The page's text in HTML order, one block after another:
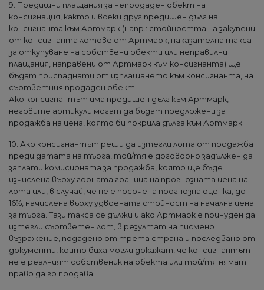
9. Предишни плащания за непродаден обект на
консигнация, както и всеки друг предишен дълг на
консигнанта към Артмарк (напр.: стойността на закупени
от консигнанта лотове от Артмарк, наказателна такса
за откупуване на собствени обекти или неправилни
плащания, направени от Артмарк към консигнанта) ще
бъдат приспаднати от изплащането към консигнанта, на
съответния продаден обект.
Ако консигнантът има предишен дълг към Артмарк,
неговите артикули могат да бъдат предложени за
продажба на цена, която би покрила дълга към Артмарк.
10. Ако консигнантът реши да изтегли лота от продажба
преди датата на търга, той/тя е договорно задължен да
заплати комисионата за продажба, която ще бъде
изчислена върху горната граница на прогнозната цена на
лота или, в случай, че не е посочена прогнозна оценка, до
16%, начислена върху удвоената стойност на начална цена
за търга. Тази такса се дължи и ако Артмарк е принуден да
изтегли съответен лот, в резултат на писмено
възражение, подадено от трета страна и последвано от
документи, които биха могли докажат, че консигнантът
не е реалният собственик на обекта или той/тя нямат
право да го продава.